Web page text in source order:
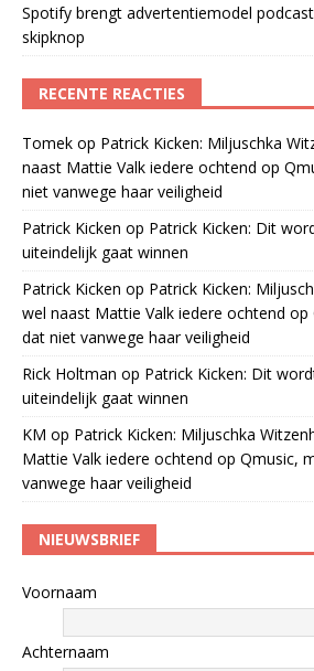
Spotify brengt advertentiemodel
skipknop
RECENTE REACTIES
Tomek op Patrick Kicken: Miljuschka
naast Mattie Valk iedere ochtend op
niet vanwege haar veiligheid
Patrick Kicken op Patrick Kicken: Dit
uiteindelijk gaat winnen
Patrick Kicken op Patrick Kicken:
wel naast Mattie Valk iedere ochtend
dat niet vanwege haar veiligheid
Rick Holtman op Patrick Kicken: Dit
uiteindelijk gaat winnen
KM op Patrick Kicken: Miljuschka
Mattie Valk iedere ochtend op Qmusic,
vanwege haar veiligheid
NIEUWSBRIEF
Voornaam
Achternaam